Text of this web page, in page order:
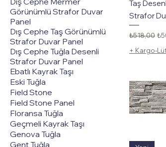
Görünümlü Strafor Duvar
Panel
Dış Cephe Taş Görünümlü
Strafor Duvar Panel
Dış Cephe Tuğla Desenli
Strafor Duvar Panel
Ebatlı Kayrak Taşı
Eski Tuğla
Field Stone
Field Stone Panel
Floransa Tuğla
Geçmeli Kayrak Taşı
Genova Tuğla
Gent Tuğla
Taş
Strafor
Normal
₺518,00
+ Kargo-